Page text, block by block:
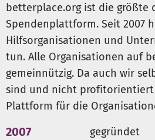
betterplace.org ist die größte
Spendenplattform. Seit 2007
Hilfsorganisationen und
tun. Alle Organisationen auf
gemeinnützig. Da auch wir
sind und nicht profitorientiert
Plattform für die
2007 gegründet